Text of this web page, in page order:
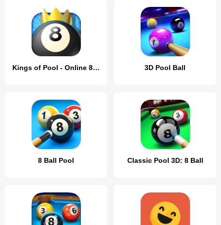
Kings of Pool - Online 8 Ball 3D Pool Ball
8 Ball Pool Classic Pool 3D: 8 Ball